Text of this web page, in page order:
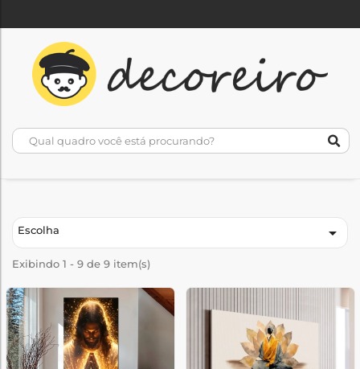
Escolha 
Exibindo 1 - 9 de 9 item(s)